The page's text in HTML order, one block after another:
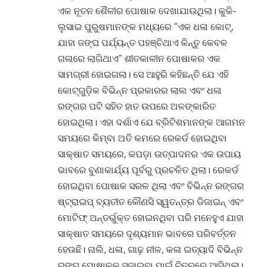
ଏକ ନୂତନ ଶୈଳୀର ପୋଷାକ ଦେଖାଯାଉଥିଲା। କୁକି-
ଲୁସାଇ ପୁରୁଷମାନଙ୍କ ମଧ୍ୟରେ “ଏକ ଧଳା କୋଟ୍,
ଯାହା ଜଙ୍ଘ ପର୍ଯ୍ୟନ୍ତ ପହଞ୍ଚିଥାଏ କିନ୍ତୁ କେବଳ
ଗଳାରେ ଲାଗିଥାଏ” ଶୀତକାଳୀନ ପୋଷାକର ଏକ
ସାମଗ୍ରୀ ହୋଇଗଲା। ସେ ଆହୁରି କହିଛନ୍ତି ଯେ ଏହି
କୋଟ୍ଗୁଡ଼ିକ ବିଭିନ୍ନ ପ୍ରକାରର ଲାଲ ଏବଂ ଧଳା
ରଙ୍ଗର ପଟି ସହିତ ହାତ ଉପରେ ଅଳଙ୍କାରିତ
ହୋଇଥିଲା। ଏହା ଦର୍ଶାଏ ଯେ ବ୍ରିଟିଶମାନଙ୍କ ଆଗମନ
ସମୟରେ କିମ୍ବା ଅତି କମରେ ରେକର୍ଡ ହୋଇଥିବା
ସାକ୍ଷାତ ସମୟରେ, କପଡ଼ା ଉତ୍ପାଦନର ଏକ ଉପାୟ
ଭାବରେ ବୁଣାକାର୍ଯ୍ୟ ପୂର୍ବରୁ ପ୍ରଚଳିତ ଥିଲା। ରେକର୍ଡ
ହୋଇଥିବା ପୋଷାକ ସରଳ ଥିଲା ଏବଂ ବିଭିନ୍ନ ରଙ୍ଗର
ଷ୍ଟ୍ରାଇପ୍ ବ୍ୟତୀତ କୌଣସି ସ୍ୱତନ୍ତ୍ର ଡିଜାଇନ୍ ଏବଂ
ମୋଟିଫ୍ ଅନ୍ତର୍ଭୁକ୍ତ ହୋଇନଥିବା ପରି ମନେହୁଏ ଯାହା
ସାକ୍ଷାତ ସମୟରେ ଦୃଶ୍ୟମାନ ଭାବରେ ପରିବର୍ତ୍ତନ
ହେଉଛି। ନାଲି, ଧଳା, ଗାଢ଼ ନୀଳ, କଳା ଇତ୍ୟାଦି ବିଭିନ୍ନ